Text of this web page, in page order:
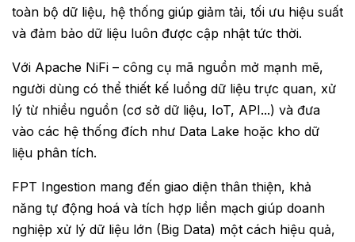
toàn bộ dữ liệu, hệ thống giúp giảm tải, tối ưu hiệu suất
và đảm bảo dữ liệu luôn được cập nhật tức thời.
Với Apache NiFi – công cụ mã nguồn mở mạnh mẽ,
người dùng có thể thiết kế luồng dữ liệu trực quan, xử
lý từ nhiều nguồn (cơ sở dữ liệu, IoT, API...) và đưa
vào các hệ thống đích như Data Lake hoặc kho dữ
liệu phân tích.
FPT Ingestion mang đến giao diện thân thiện, khả
năng tự động hoá và tích hợp liền mạch giúp doanh
nghiệp xử lý dữ liệu lớn (Big Data) một cách hiệu quả,